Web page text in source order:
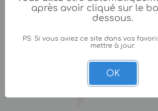
après avoir cliqué sur le
dessous.
PS: Si vous aviez ce site dans vos
mettre à jour.
OK